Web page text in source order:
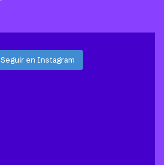
Seguir en Instagram